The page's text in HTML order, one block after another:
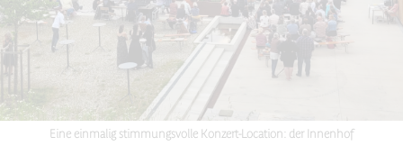
Eine einmalig stimmungsvolle Konzert-Location: der Innenhof